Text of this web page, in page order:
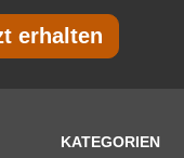
erhalten
KATEGORIEN